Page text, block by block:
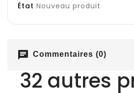
État Nouveau produit
chat Commentaires (0)
32 autres